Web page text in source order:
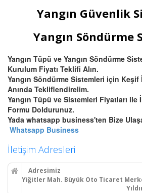
Yangın Güvenlik
Yangın Söndürme
Yangın Tüpü ve Yangın Söndürme
Kurulum Fiyatı Teklifi Alın.
Yangın Söndürme Sistemleri için Keşif
Anında Tekliflendirelim.
Yangın Tüpü ve Sistemleri Fiyatları
Formu Doldurunuz.
Yada whatsapp business'ten Bize
Whatsapp Business
İletişim Adresleri
Adresimiz
Yiğitler Mah. Büyük Oto Ticaret
Yıldırım /